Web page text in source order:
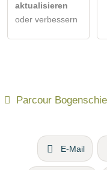
aktualisieren
oder verbessern
Parcour
E-Mail